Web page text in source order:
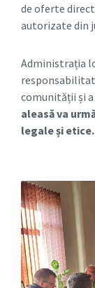
de oferte
autorizate din
Administrația
comunității și
aleasă va
legale și etice.